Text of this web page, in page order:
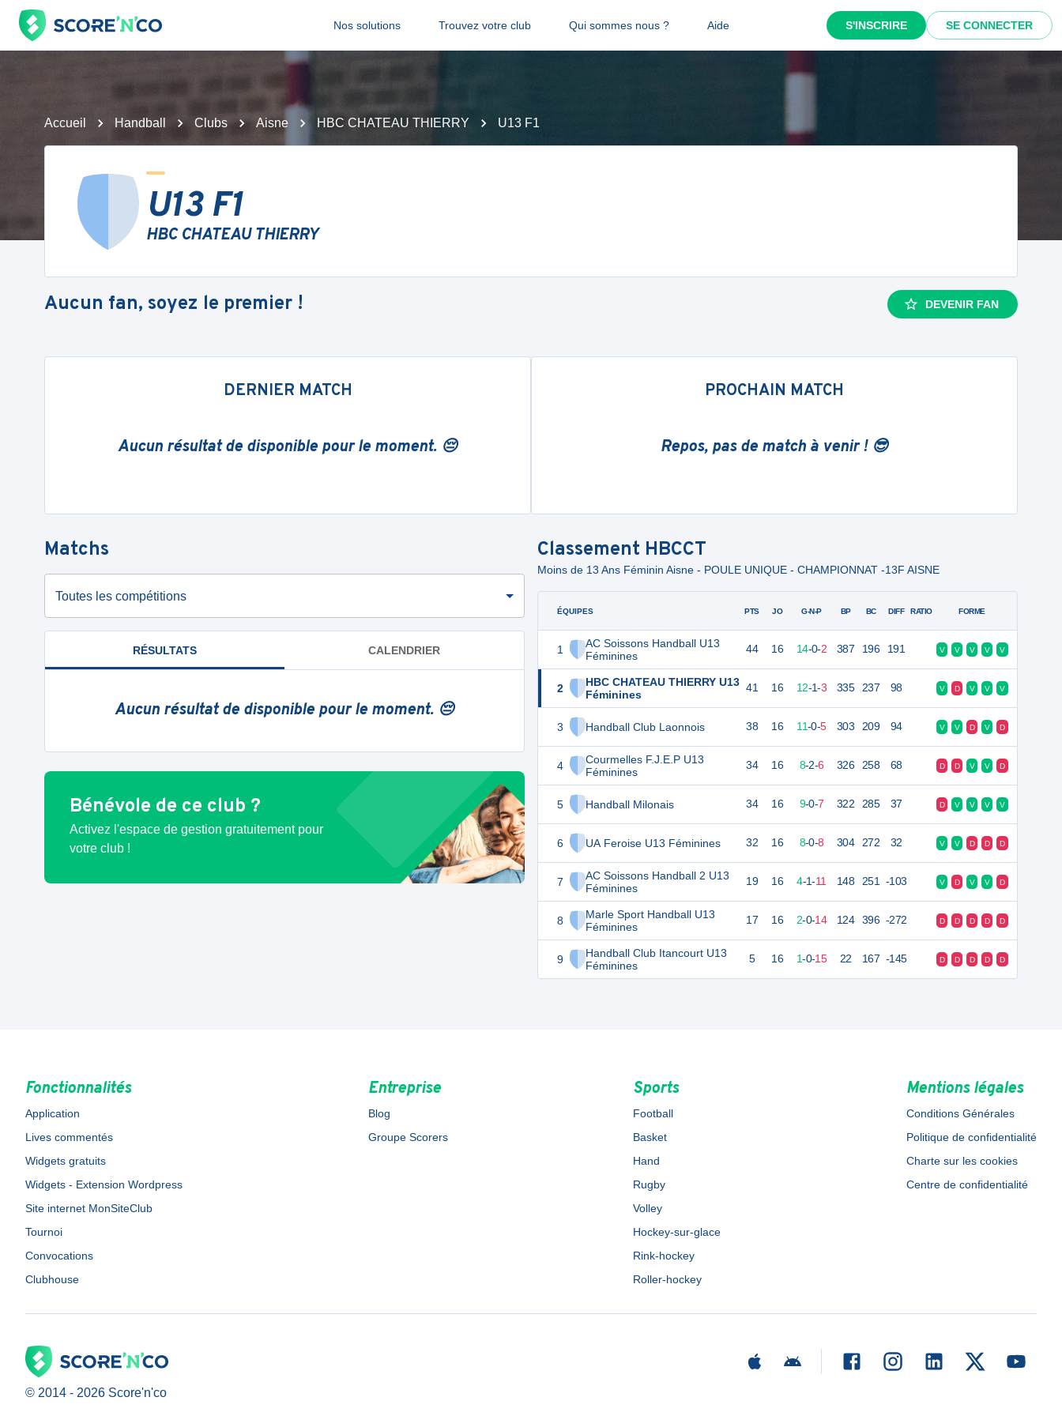
Nos solutions Trouvez votre club Qui sommes nous ? Aide S'INSCRIRE SE CONNECTER
Accueil Handball Clubs Aisne HBC CHATEAU THIERRY U13 F1
U13 F1
HBC CHATEAU THIERRY
Aucun fan, soyez le premier ! DEVENIR FAN
DERNIER MATCH
Aucun résultat de disponible pour le moment. 😔
PROCHAIN MATCH
Repos, pas de match à venir ! 😎
Matchs
Toutes les compétitions
RÉSULTATS CALENDRIER
Aucun résultat de disponible pour le moment. 😔
Bénévole de ce club ?
Activez l'espace de gestion gratuitement pour
votre club !
Classement HBCCT
Moins de 13 Ans Féminin Aisne - POULE UNIQUE - CHAMPIONNAT -13F AISNE
ÉQUIPES
1
AC Soissons Handball U13
Féminines
2
HBC CHATEAU THIERRY U13
Féminines
3 Handball Club Laonnois
4
Courmelles F.J.E.P U13
Féminines
5 Handball Milonais
6 UA Feroise U13 Féminines
7
AC Soissons Handball 2 U13
Féminines
8
Marle Sport Handball U13
Féminines
9
Handball Club Itancourt U13
Féminines
PTS JO G-N-P BP BC DIFF RATIO FORME
44 16 14-0-2 387 196 191 V V V V V
41 16 12-1-3 335 237 98 V D V V V
38 16 11-0-5 303 209 94 V V D V D
34 16 8-2-6 326 258 68 D D V V D
34 16 9-0-7 322 285 37 D V V V V
32 16 8-0-8 304 272 32 V V D D D
19 16 4-1-11 148 251 -103 V D V V D
17 16 2-0-14 124 396 -272 D D D D D
5 16 1-0-15 22 167 -145 D D D D D
Fonctionnalités
Application
Lives commentés
Widgets gratuits
Widgets - Extension Wordpress
Site internet MonSiteClub
Tournoi
Convocations
Clubhouse
Entreprise
Blog
Groupe Scorers
Sports
Football
Basket
Hand
Rugby
Volley
Hockey-sur-glace
Rink-hockey
Roller-hockey
Mentions légales
Conditions Générales
Politique de confidentialité
Charte sur les cookies
Centre de confidentialité
© 2014 - 2026 Score'n'co